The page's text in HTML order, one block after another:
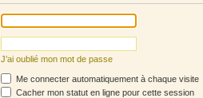
J’ai oublié mon mot de passe
Me connecter automatiquement à chaque visite
Cacher mon statut en ligne pour cette session